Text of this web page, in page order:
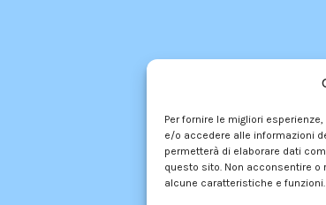
Per fornire le migliori
e/o accedere alle informazioni
permetterà di elaborare dati
questo sito. Non acconsentire
alcune caratteristiche e funzioni.